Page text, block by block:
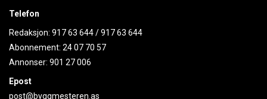
Telefon
Redaksjon: 917 63 644/917 63 644
Abonnement: 24 07 70 57
Annonser: 901 27 006
Epost
post@byggmesteren.as